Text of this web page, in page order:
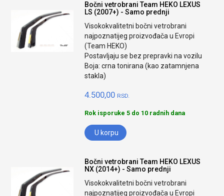
Bočni vetrobrani Team HEKO LEXUS
LS (2007+) - Samo prednji
Visokokvalitetni bočni vetrobrani
najpoznatijeg proizvođača u Evropi
(Team HEKO)
Postavljaju se bez prepravki na vozilu
Boja: crna tonirana (kao zatamnjena
stakla)
4.500,00 RSD.
Rok isporuke 5 do 10 radnih dana
U korpu
Bočni vetrobrani Team HEKO LEXUS
NX (2014+) - Samo prednji
Visokokvalitetni bočni vetrobrani
najpoznatijeg proizvođača u Evropi